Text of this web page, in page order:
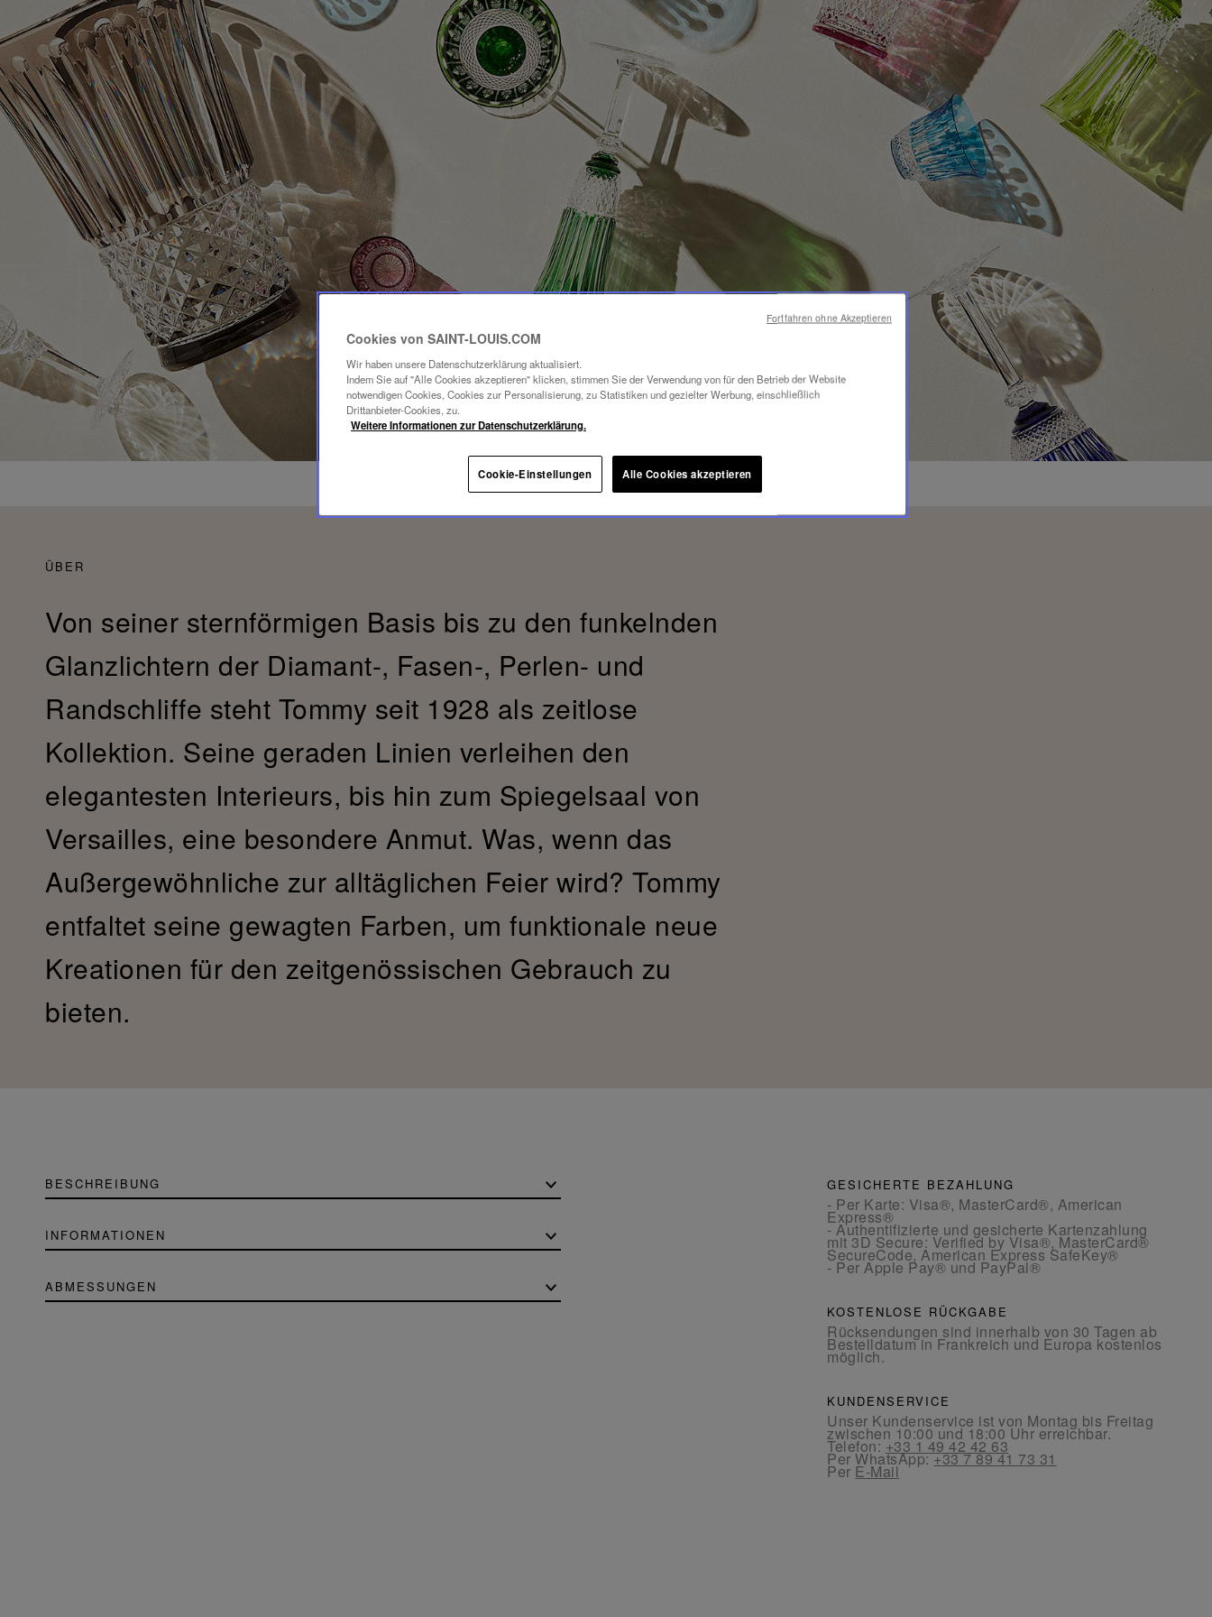
ÜBER
Von seiner sternförmigen Basis bis zu den funkelnden
Glanzlichtern der Diamant-, Fasen-, Perlen- und
Randschliffe steht Tommy seit 1928 als zeitlose
Kollektion. Seine geraden Linien verleihen den
elegantesten Interieurs, bis hin zum Spiegelsaal von
Versailles, eine besondere Anmut. Was, wenn das
Außergewöhnliche zur alltäglichen Feier wird? Tommy
entfaltet seine gewagten Farben, um funktionale neue
Kreationen für den zeitgenössischen Gebrauch zu
bieten.
BESCHREIBUNG
INFORMATIONEN
ABMESSUNGEN
GESICHERTE BEZAHLUNG
- Per Karte: Visa®, MasterCard®, American
Express®
- Authentifizierte und gesicherte Kartenzahlung
mit 3D Secure: Verified by Visa®, MasterCard®
SecureCode, American Express SafeKey®
- Per Apple Pay® und PayPal®
KOSTENLOSE RÜCKGABE
Rücksendungen sind innerhalb von 30 Tagen ab
Bestelldatum in Frankreich und Europa kostenlos
möglich.
KUNDENSERVICE
Unser Kundenservice ist von Montag bis Freitag
zwischen 10:00 und 18:00 Uhr erreichbar.
Telefon:+33 1 49 42 42 63
Per WhatsApp:+33 7 89 41 73 31
Per E-Mail
Cookies von SAINT-LOUIS.COM
Wir haben unsere Datenschutzerklärung aktualisiert.
Indem Sie auf "Alle Cookies akzeptieren" klicken, stimmen Sie der Verwendung von für den Betrieb der Website
notwendigen Cookies, Cookies zur Personalisierung, zu Statistiken und gezielter Werbung, einschließlich
Drittanbieter-Cookies, zu.
Weitere Informationen zur Datenschutzerklärung.
Cookie-Einstellungen Alle Cookies akzeptieren
Fortfahren ohne Akzeptieren